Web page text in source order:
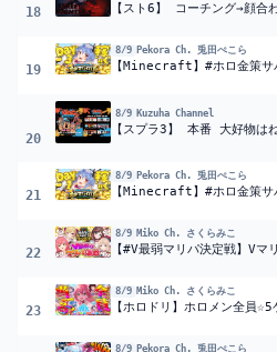
18
19
8/9 Pekora Ch. 兎田ぺこら
20
8/9 Kuzuha Channel
21
8/9 Pekora Ch. 兎田ぺこら
22
8/9 Miko Ch. さくらみこ
23
8/9 Miko Ch. さくらみこ
8/9 Pekora Ch. 兎田ぺこら